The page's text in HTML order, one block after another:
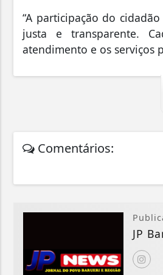
“A participação do
justa e transparente.
atendimento e os serviços
Comentários:
JP